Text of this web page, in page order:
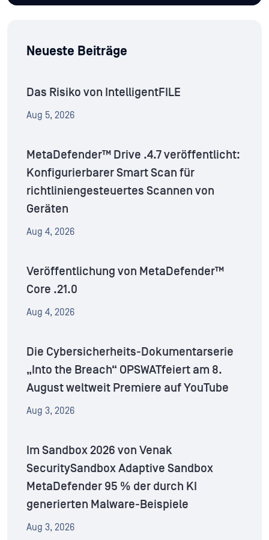
Neueste Beiträge
Das Risiko von IntelligentFILE
Aug 5, 2026
MetaDefender™ Drive .4.7 veröffentlicht:
Konfigurierbarer Smart Scan für
richtliniengesteuertes Scannen von
Geräten
Aug 4, 2026
Veröffentlichung von MetaDefender™
Core .21.0
Aug 4, 2026
Die Cybersicherheits-Dokumentarserie
„Into the Breach“ OPSWATfeiert am 8.
August weltweit Premiere auf YouTube
Aug 3, 2026
Im Sandbox 2026 von Venak
SecuritySandbox Adaptive Sandbox
MetaDefender 95 % der durch KI
generierten Malware-Beispiele
Aug 3, 2026